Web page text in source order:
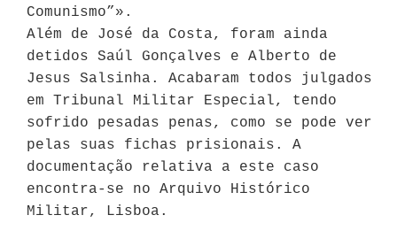
Comunismo”».
Além de José da Costa, foram ainda
detidos Saúl Gonçalves e Alberto de
Jesus Salsinha. Acabaram todos julgados
em Tribunal Militar Especial, tendo
sofrido pesadas penas, como se pode ver
pelas suas fichas prisionais. A
documentação relativa a este caso
encontra-se no Arquivo Histórico
Militar, Lisboa.